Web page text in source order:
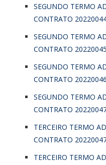
SEGUNDO TERMO
CONTRATO
SEGUNDO TERMO
CONTRATO 20220045
SEGUNDO TERMO
CONTRATO 20220046
SEGUNDO TERMO
CONTRATO
TERCEIRO TERMO
CONTRATO
TERCEIRO TERMO